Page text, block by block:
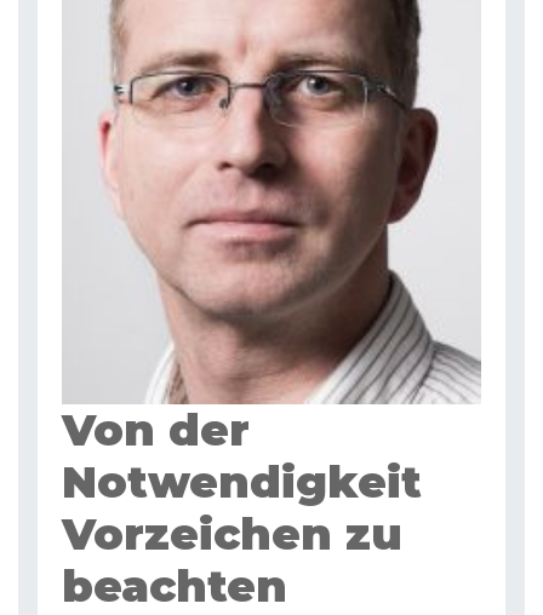
Von der
Notwendigkeit
Vorzeichen zu
beachten